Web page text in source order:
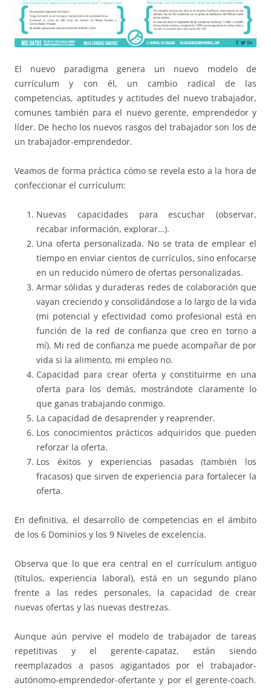
El nuevo paradigma genera un nuevo modelo de
currículum y con él, un cambio radical de las
competencias, aptitudes y actitudes del nuevo trabajador,
comunes también para el nuevo gerente, emprendedor y
líder. De hecho los nuevos rasgos del trabajador son los de
un trabajador-emprendedor.
Veamos de forma práctica cómo se revela esto a la hora de
confeccionar el currículum:
Nuevas capacidades para escuchar (observar,
recabar información, explorar…).
Una oferta personalizada. No se trata de emplear el
tiempo en enviar cientos de currículos, sino enfocarse
en un reducido número de ofertas personalizadas.
Armar sólidas y duraderas redes de colaboración que
vayan creciendo y consolidándose a lo largo de la vida
(mi potencial y efectividad como profesional está en
función de la red de confianza que creo en torno a
mí). Mi red de confianza me puede acompañar de por
vida si la alimento, mi empleo no.
Capacidad para crear oferta y constituirme en una
oferta para los demás, mostrándote claramente lo
que ganas trabajando conmigo.
La capacidad de desaprender y reaprender.
Los conocimientos prácticos adquiridos que pueden
reforzar la oferta.
Los éxitos y experiencias pasadas (también los
fracasos) que sirven de experiencia para fortalecer la
oferta.
En definitiva, el desarrollo de competencias en el ámbito
de los 6 Dominios y los 9 Niveles de excelencia.
Observa que lo que era central en el currículum antiguo
(títulos, experiencia laboral), está en un segundo plano
frente a las redes personales, la capacidad de crear
nuevas ofertas y las nuevas destrezas.
Aunque aún pervive el modelo de trabajador de tareas
repetitivas y el gerente-capataz, están siendo
reemplazados a pasos agigantados por el trabajador-
autónomo-emprendedor-ofertante y por el gerente-coach.